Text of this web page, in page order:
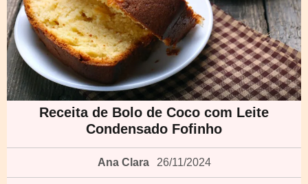
Receita de Bolo de Coco com Leite
Condensado Fofinho
Ana Clara 26/11/2024